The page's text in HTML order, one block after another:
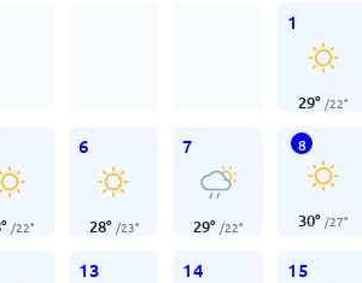
1
29° /22°
° /22°
6
28° /23°
7
29° /22°
8
30° /27°
13 14 15